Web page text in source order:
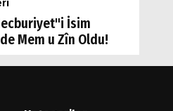
İsim
Mem u Zîn Oldu!